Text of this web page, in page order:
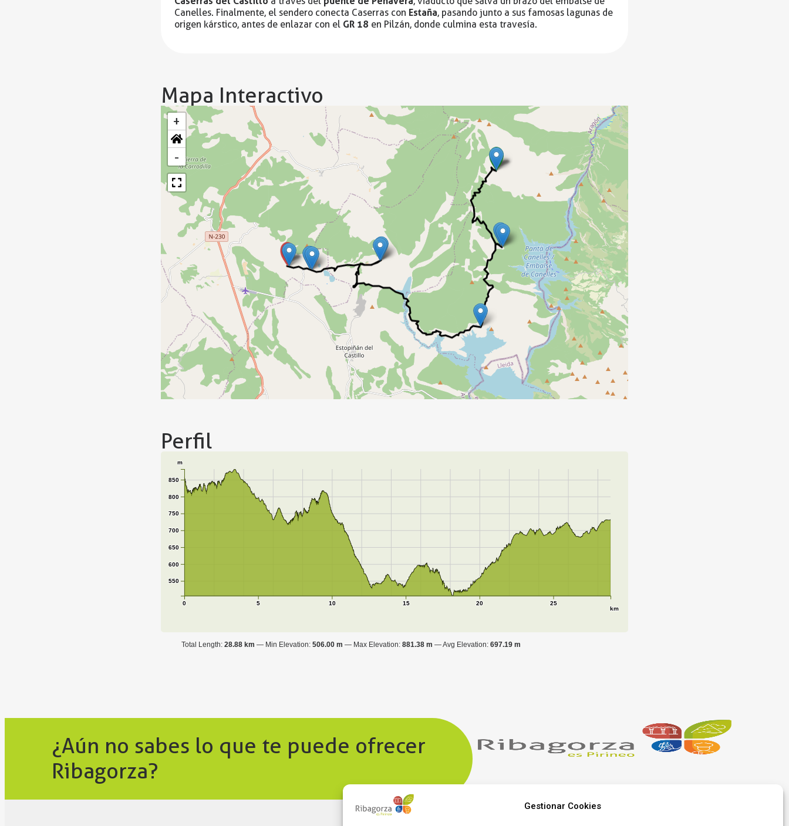
Gestionar Cookies
Canelles. Finalmente, el sendero conecta Caserras con Estaña, pasando junto a sus famosas lagunas de
origen kárstico, antes de enlazar con el GR 18 en Pilzán, donde culmina esta travesía.
Mapa Interactivo
+
-
Perfil
0 5 10 15 20 25
km
550
600
650
700
750
800
850
m
Total Length: 28.88 km Min Elevation: 506.00 m Max Elevation: 881.38 m Avg Elevation: 697.19 m
¿Aún no sabes lo que te puede ofrecer
Ribagorza?